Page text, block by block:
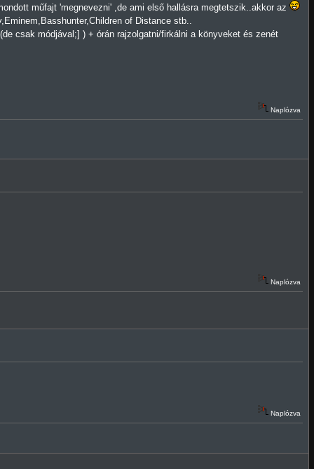
műfajt 'megnevezni' ,de ami első hallásra megtetszik..akkor az
of Distance stb..
csak módjával;] ) + órán rajzolgatni/firkálni a könyveket és zenét
Naplózva
Naplózva
Naplózva